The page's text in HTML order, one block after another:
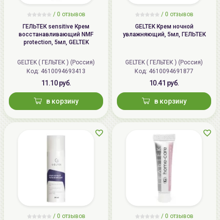
В профессиональном уходе:
применять в качестве
завершающего средства в салонных процедурах.
В домашнем уходе:использовать 1–2 раза в день,
равномерно нанести на очищенную кожу лица, шеи и
легкими массажными движениями.
Можно применять самостоятельно, в качестве
дневного и/или ночного крема, а также поверх
активных сывороток, под солнцезащитное средство
или использовать в качестве основы под макияж.
/ 0 отзывов
ГЕЛЬТЕК sensitive Крем
восстанавливающий NMF
protection, 5мл, GELTEK
GELTEK ( ГЕЛЬТЕК ) (Россия)
Код: 4610094693413
11.10 руб.
в корзину
/ 0 отзывов
GELTEK Крем ночной
увлажняющий, 5мл, ГЕЛЬТЕК
GELTEK ( ГЕЛЬТЕК ) (Россия)
Код: 4610094691877
10.41 руб.
в корзину
/ 0 отзывов / 0 отзывов